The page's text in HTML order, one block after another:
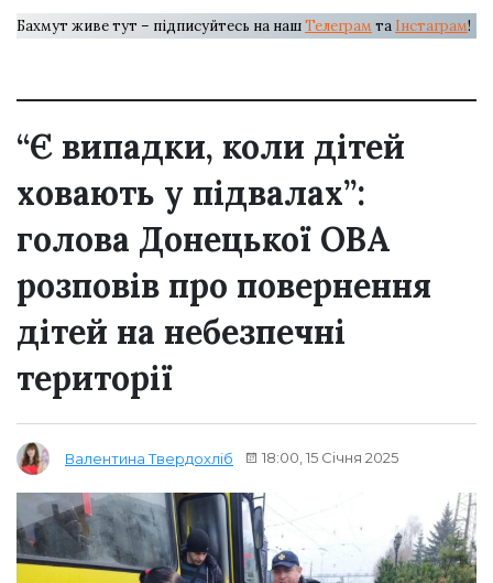
Бахмут живе тут – підписуйтесь на нашТелеграм та Інстаграм!
“Є випадки, коли дітей
ховають у підвалах”:
голова Донецької ОВА
розповів про повернення
дітей на небезпечні
території
Валентина Твердохліб 18:00, 15 Січня 2025